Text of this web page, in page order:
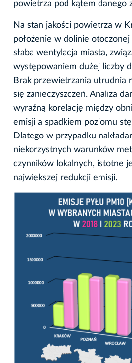
powietrza pod kątem danego
Na stan jakości powietrza w
położenie w dolinie
słaba wentylacja miasta,
występowaniem dużej liczby
Brak przewietrzania utrudnia
się zanieczyszczeń. Analiza
wyraźną korelację między
emisji a spadkiem poziomu
Dlatego w przypadku
niekorzystnych warunków
czynników lokalnych, istotne
największej redukcji emisji.